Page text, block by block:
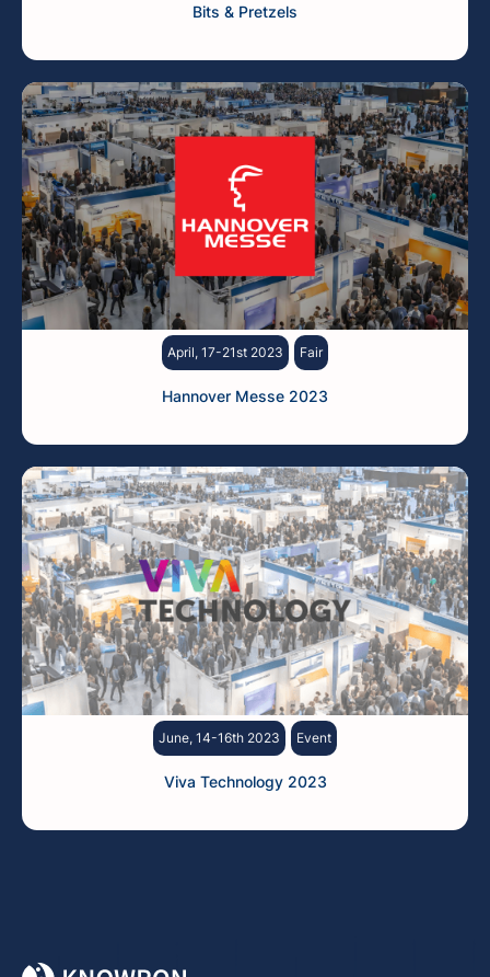
Bits & Pretzels
April, 17-21st 2023 Fair
Hannover Messe 2023
June, 14-16th 2023 Event
Viva Technology 2023